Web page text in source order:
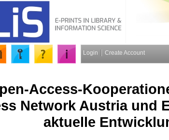
Login Create Account
Access-
Network Austria und
aktuelle